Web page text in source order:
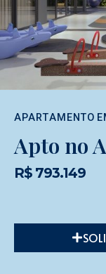
APARTAMENTO
Apto no
R$ 793.149